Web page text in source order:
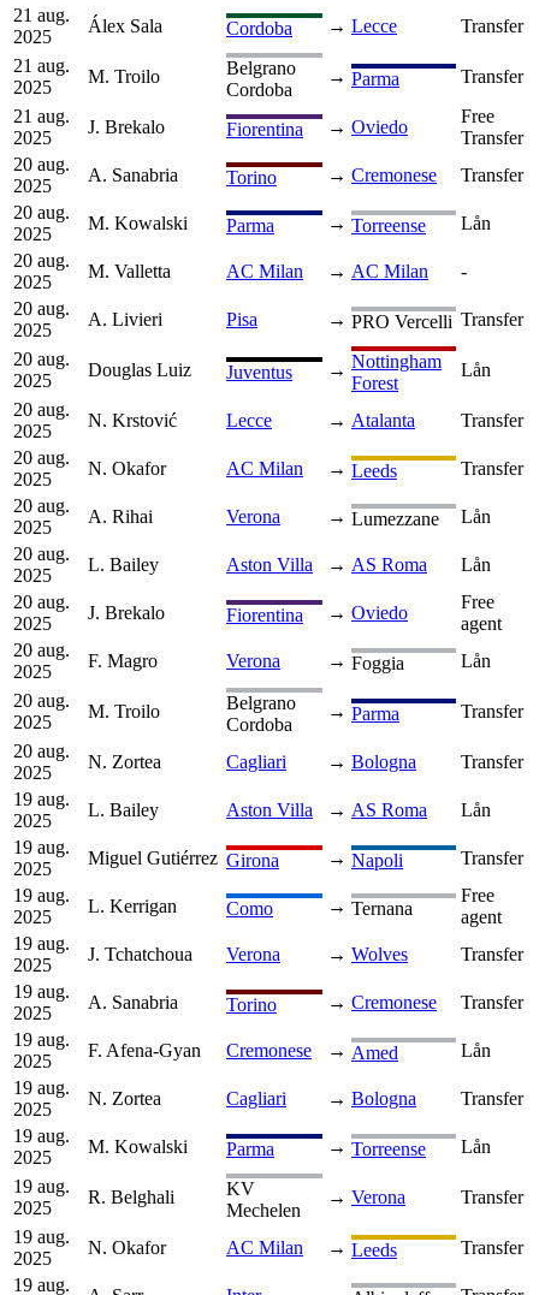
21 aug.
2025
Álex Sala Cordoba → Lecce
Transfer
21 aug.
2025
M. Troilo
Belgrano
Cordoba
→ Parma
Transfer
21 aug.
2025
J. Brekalo Fiorentina → Oviedo
Free
Transfer
20 aug.
2025
A. Sanabria Torino → Cremonese
Transfer
20 aug.
2025
M. Kowalski Parma → Torreense
Lån
20 aug.
2025
M. Valletta AC Milan → AC Milan
-
20 aug.
2025
A. Livieri Pisa → PRO Vercelli Transfer
20 aug.
2025
Douglas Luiz Juventus → Nottingham
Forest
Lån
20 aug.
2025
N. Krstović Lecce → Atalanta
Transfer
20 aug.
2025
N. Okafor AC Milan → Leeds
Transfer
20 aug.
2025
A. Rihai Verona → Lumezzane
Lån
20 aug.
2025
L. Bailey Aston Villa → AS Roma
Lån
20 aug.
2025
J. Brekalo Fiorentina → Oviedo
Free
agent
20 aug.
2025
F. Magro Verona → Foggia
Lån
20 aug.
2025
M. Troilo
Belgrano
Cordoba
→ Parma
Transfer
20 aug.
2025
N. Zortea Cagliari → Bologna
Transfer
19 aug.
2025
L. Bailey Aston Villa → AS Roma
Lån
19 aug.
2025
Miguel Gutiérrez Girona → Napoli
Transfer
19 aug.
2025
L. Kerrigan Como → Ternana
Free
agent
19 aug.
2025
J. Tchatchoua Verona → Wolves
Transfer
19 aug.
2025
A. Sanabria Torino → Cremonese
Transfer
19 aug.
2025
F. Afena-Gyan Cremonese → Amed
Lån
19 aug.
2025
N. Zortea Cagliari → Bologna
Transfer
19 aug.
2025
M. Kowalski Parma → Torreense
Lån
19 aug.
2025
R. Belghali
KV
Mechelen
→ Verona
Transfer
19 aug.
2025
N. Okafor AC Milan → Leeds
Transfer
19 aug.